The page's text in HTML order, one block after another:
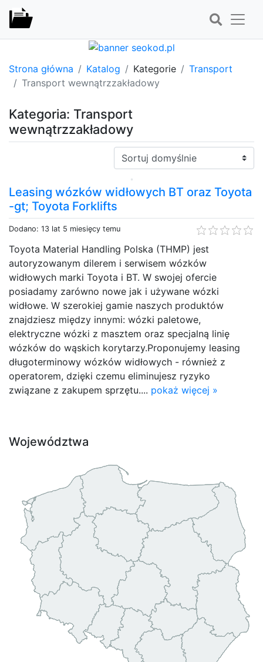
Strona główna Katalog Kategorie
Transport
Transport wewnątrzzakładowy
Kategoria: Transport
wewnątrzzakładowy
Sortuj:
Leasing wózków widłowych BT oraz Toyota
-gt; Toyota Forklifts
Dodano: 13 lat 5 miesięcy temu
Toyota Material Handling Polska (THMP) jest
autoryzowanym dilerem i serwisem wózków
widłowych marki Toyota i BT. W swojej ofercie
posiadamy zarówno nowe jak i używane wózki
widłowe. W szerokiej gamie naszych produktów
znajdziesz między innymi: wózki paletowe,
elektryczne wózki z masztem oraz specjalną linię
wózków do wąskich korytarzy.Proponujemy leasing
długoterminowy wózków widłowych - również z
operatorem, dzięki czemu eliminujesz ryzyko
związane z zakupem sprzętu.... pokaż więcej »
Województwa